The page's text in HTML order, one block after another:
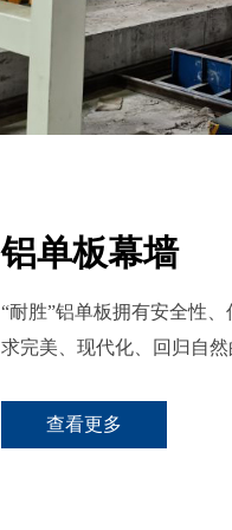
铝单板幕墙
“耐胜”铝单板拥有安全性
求完美、现代化、回归自然
查看更多